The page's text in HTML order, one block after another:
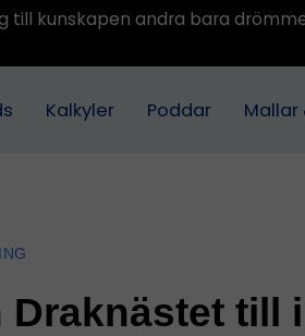
till kunskapen andra bara
Kalkyler Poddar Mallar
Draknästet till